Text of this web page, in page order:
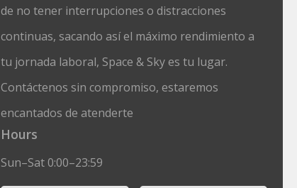
de no tener interrupciones o distracciones
continuas, sacando así el máximo rendimiento a
tu jornada laboral, Space & Sky es tu lugar.
Contáctenos sin compromiso, estaremos
encantados de atenderte
Hours
Sun–Sat 0:00–23:59